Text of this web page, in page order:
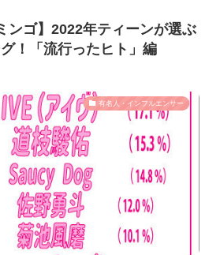
ンゴ】2022年ティーンが選ぶ
！「流行ったヒト」編
有名人・インフルエンサー